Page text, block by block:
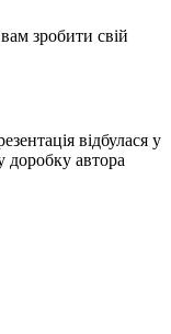
зробити свій
відбулася у
доробку автора